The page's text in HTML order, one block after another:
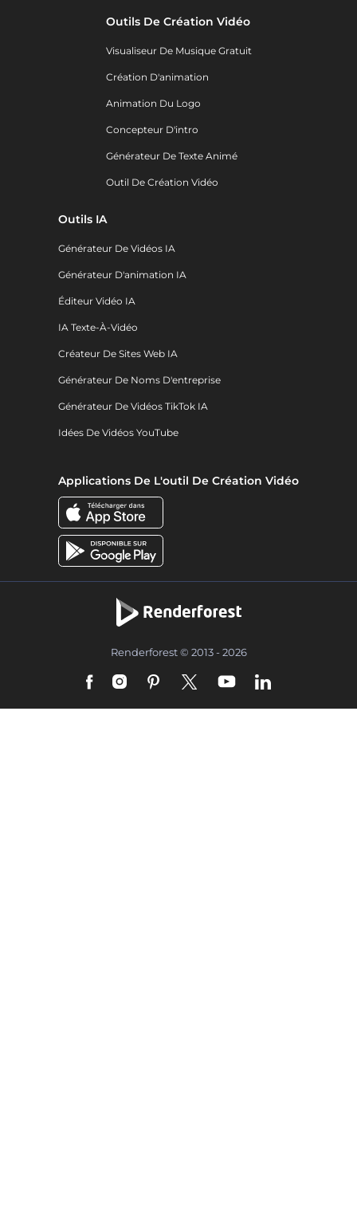
Outils De Création Vidéo
Visualiseur De Musique Gratuit
Création D'animation
Animation Du Logo
Concepteur D'intro
Générateur De Texte Animé
Outil De Création Vidéo
Outils IA
Générateur De Vidéos IA
Générateur D'animation IA
Éditeur Vidéo IA
IA Texte-À-Vidéo
Créateur De Sites Web IA
Générateur De Noms D'entreprise
Générateur De Vidéos TikTok IA
Idées De Vidéos YouTube
Applications De L'outil De Création Vidéo
Renderforest © 2013 - 2026